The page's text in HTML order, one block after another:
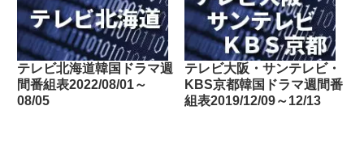
テレビ北海道韓国ドラマ週
間番組表2022/08/01～
08/05
テレビ大阪・サンテレビ・
KBS京都韓国ドラマ週間番
組表2019/12/09～12/13